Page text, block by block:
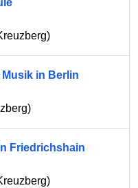
)
in Berlin
)
Friedrichshain
)